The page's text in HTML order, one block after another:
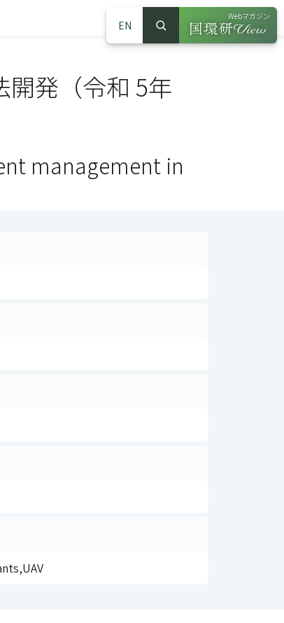
EN
サイト内検索
検索
Webマガジン
（別ウインドウ
発（令和 5年
management in